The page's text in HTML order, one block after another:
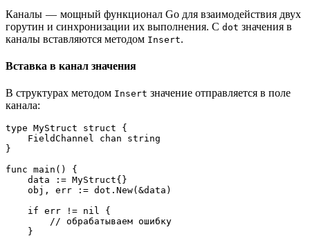
Каналы — мощный функционал Go для взаимодействия двух
горутин и синхронизации их выполнения. С dot значения в
каналы вставляются методом Insert.
Вставка в канал значения
В структурах методом Insert значение отправляется в поле
канала:
type MyStruct struct {
    FieldChannel chan string
}
func main() {
    data := MyStruct{}
    obj, err := dot.New(&data)
    if err != nil {
        // обрабатываем ошибку
    }